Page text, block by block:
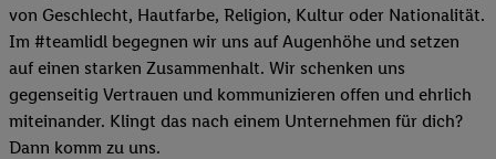
von Geschlecht, Hautfarbe, Religion, Kultur oder Nationalität.
Im #teamlidl begegnen wir uns auf Augenhöhe und setzen
auf einen starken Zusammenhalt. Wir schenken uns
gegenseitig Vertrauen und kommunizieren offen und ehrlich
miteinander. Klingt das nach einem Unternehmen für dich?
Dann komm zu uns.​